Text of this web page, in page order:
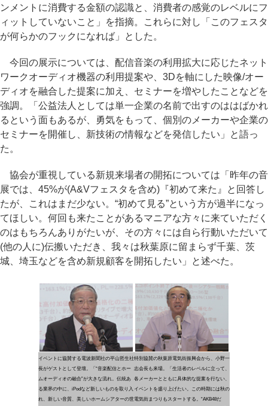
ンメントに消費する金額の認識と、消費者の感覚のレベルにフ
ィットしていないこと」を指摘。これらに対し「このフェスタ
が何らかのフックになれば」とした。
今回の展示については、配信音楽の利用拡大に応じたネット
ワークオーディオ機器の利用提案や、3Dを軸にした映像/オー
ディオを融合した提案に加え、セミナーを増やしたことなどを
強調。「公益法人としては単一企業の名前で出すのははばかれ
るという面もあるが、勇気をもって、個別のメーカーや企業の
セミナーを開催し、新技術の情報などを発信したい」と語っ
た。
協会が重視している新規来場者の開拓については「昨年の音
展では、45%が(A&Vフェスタを含め)『初めて来た』と回答し
たが、これはまだ少ない。“初めて見る”という方が過半になっ
てほしい。何回も来たことがあるマニアな方々に来ていただく
のはもちろんありがたいが、その方々には自ら行動いただいて
(他の人に)伝搬いただき、我々は秋葉原に留まらず千葉、茨
城、埼玉などを含め新規顧客を開拓したい」と述べた。
イベントに協賛する電波新聞社の平山哲生社
長がゲストとして登壇。「“音楽配信とホー
ムオーディオの融合”が大きな流れ。伝統あ
る業界の中に、iPodなど新しいものを取り入
れ、新しい音質、美しいホームシアターの世
特別協賛の秋葉原電気街振興会から、小野一
志会長も来場。「生活者のレベルに立って、
各メーカーとともに具体的な提案を行ない、
イベントを盛り上げたい。この時期には秋の
電気街まつりもスタートする。“AKB48だ